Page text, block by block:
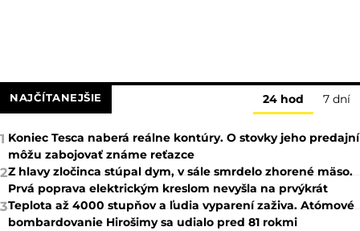
NAJČÍTANEJŠIE 24 hod 7 dní
1 Koniec Tesca naberá reálne kontúry. O stovky jeho predajní
môžu zabojovať známe reťazce
2Z hlavy zločinca stúpal dym, v sále smrdelo zhorené mäso.
Prvá poprava elektrickým kreslom nevyšla na prvýkrát
3Teplota až 4000 stupňov a ľudia vyparení zaživa. Atómové
bombardovanie Hirošimy sa udialo pred 81 rokmi